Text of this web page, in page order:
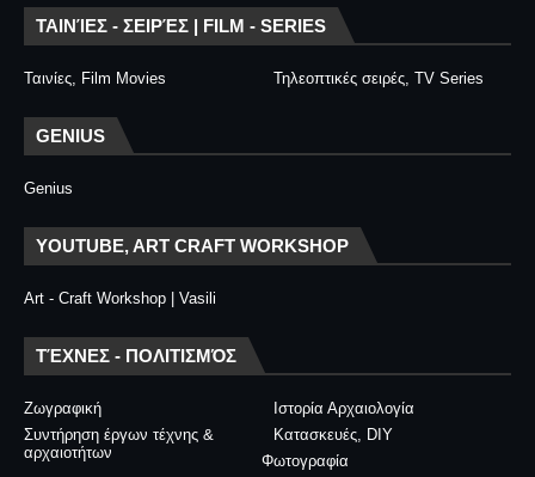
ΤΑΙΝΊΕΣ - ΣΕΙΡΈΣ | FILM - SERIES
Ταινίες, Film Movies Τηλεοπτικές σειρές, TV Series
GENIUS
Genius
YOUTUBE, ART CRAFT WORKSHOP
Art - Craft Workshop | Vasili
ΤΈΧΝΕΣ - ΠΟΛΙΤΙΣΜΌΣ
Ζωγραφική
Ιστορία Αρχαιολογία
Συντήρηση έργων τέχνης &
αρχαιοτήτων
Κατασκευές, DIY
Φωτογραφία